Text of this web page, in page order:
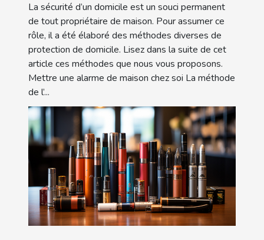
La sécurité d’un domicile est un souci permanent
de tout propriétaire de maison. Pour assumer ce
rôle, il a été élaboré des méthodes diverses de
protection de domicile. Lisez dans la suite de cet
article ces méthodes que nous vous proposons.
Mettre une alarme de maison chez soi La méthode
de l’...